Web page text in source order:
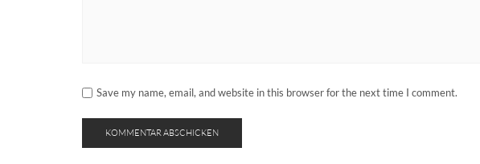
Save my name, email, and website in this browser for the next time I comment.